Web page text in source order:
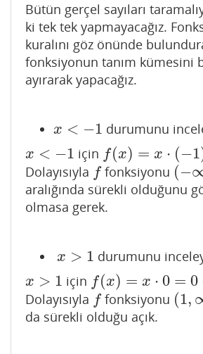
Bütün gerçel sayıları
ki tek tek yapmayacağız.
kuralını göz önünde
fonksiyonun tanım kümesini
ayırarak yapacağız.
x < −1
x< −1 durumunu
x < −1
x< −1 için f(x) = x ⋅ (−1
f(x)=x (−1)= − x
Dolayısıyla f
f fonksiyonu (−
(−∞,−
aralığında sürekli olduğunu
olmasa gerek.
x > 1
x> 1 durumunu
x > 1
x> 1 için f(x) = x ⋅ 0 = 0
f(x)=x 0= 0
Dolayısıyla f
f fonksiyonu (1,
(1,∞)
da sürekli olduğu açık.